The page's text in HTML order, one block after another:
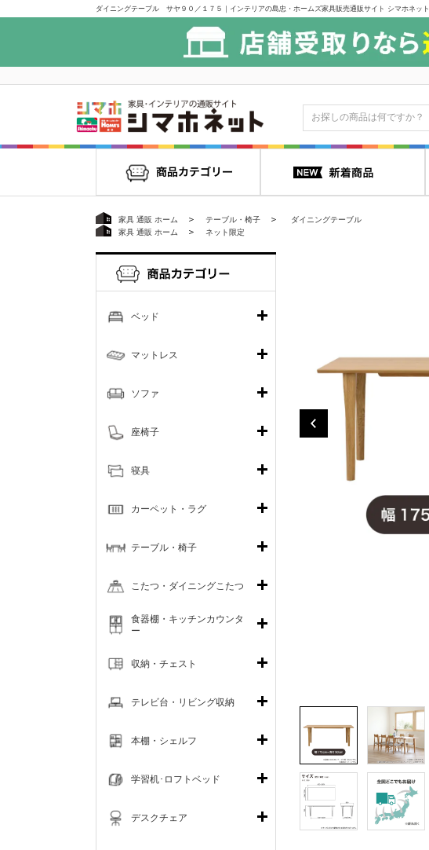
ダイニングテーブル サヤ９０／１７５｜インテリアの島忠・ホームズ家具販売通販サイト シマホネット
家具 通販 ホーム テーブル・椅子
ダイニングテーブル
家具 通販 ホーム
ネット限定
ベッド
マットレス
ソファ
寝具
座椅子
カーペット・ラグ
テーブル・椅子
こたつ・ダイニングこたつ
食器棚・キッチンカウンタ
ー
収納・チェスト
テレビ台・リビング収納
本棚・シェルフ
学習机･ロフトベッド
デスクチェア